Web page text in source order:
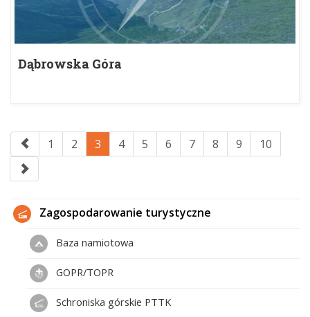
Dąbrowska Góra
1 2 3 4 5 6 7 8 9 10
Zagospodarowanie turystyczne
Baza namiotowa
GOPR/TOPR
Schroniska górskie PTTK